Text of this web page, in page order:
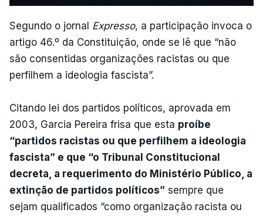
Segundo o jornal Expresso, a participação invoca o
artigo 46.º da Constituição, onde se lê que “não
são consentidas organizações racistas ou que
perfilhem a ideologia fascista”.
Citando lei dos partidos políticos, aprovada em
2003, Garcia Pereira frisa que esta proíbe
“partidos racistas ou que perfilhem a ideologia
fascista” e que “o Tribunal Constitucional
decreta, a requerimento do Ministério Público, a
extinção de partidos políticos” sempre que
sejam qualificados “como organização racista ou